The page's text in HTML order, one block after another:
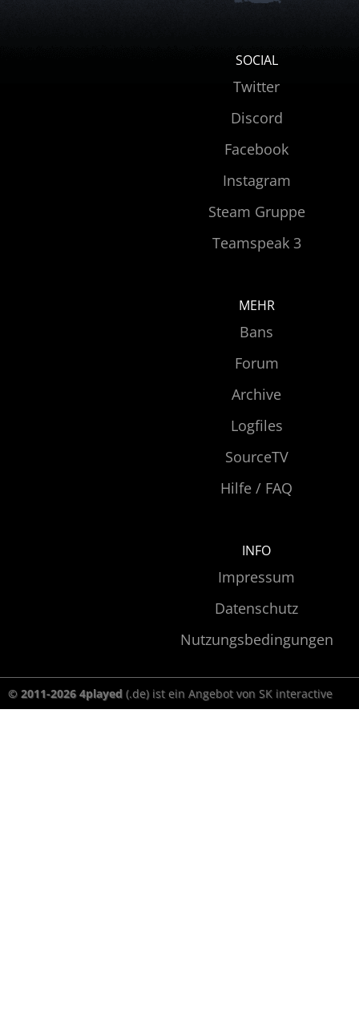
SOCIAL
Twitter
Discord
Facebook
Instagram
Steam Gruppe
Teamspeak 3
MEHR
Bans
Forum
Archive
Logfiles
SourceTV
Hilfe / FAQ
INFO
Impressum
Datenschutz
Nutzungsbedingungen
© 2011-2026 4played (.de) ist ein Angebot von SK interactive